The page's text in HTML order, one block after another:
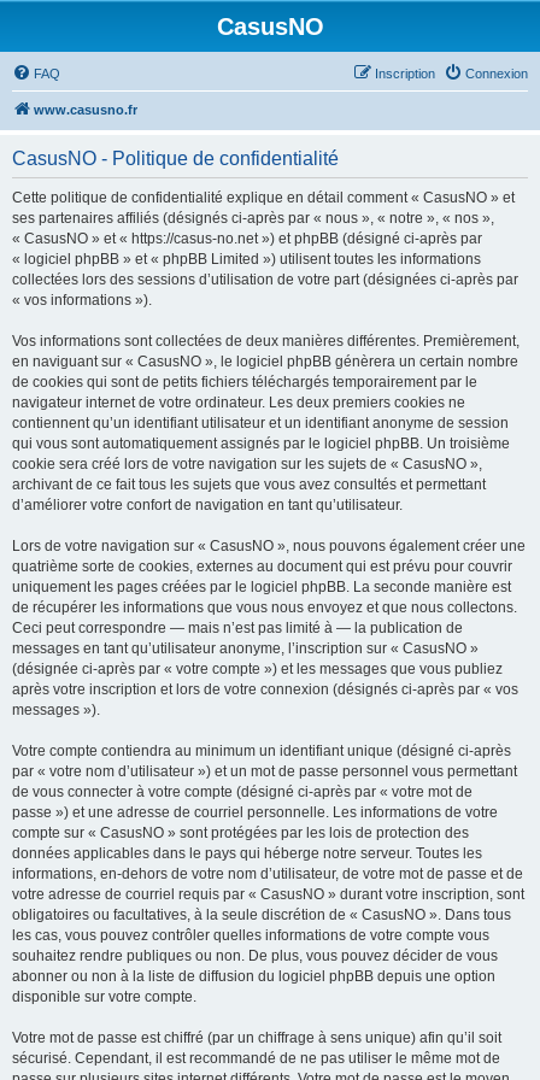
CasusNO
FAQ Connexion
Inscription
www.casusno.fr
CasusNO - Politique de confidentialité
Cette politique de confidentialité explique en détail comment « CasusNO » et
ses partenaires affiliés (désignés ci-après par « nous », « notre », « nos »,
« CasusNO » et « https://casus-no.net ») et phpBB (désigné ci-après par
« logiciel phpBB » et « phpBB Limited ») utilisent toutes les informations
collectées lors des sessions d’utilisation de votre part (désignées ci-après par
« vos informations »).
Vos informations sont collectées de deux manières différentes. Premièrement,
en naviguant sur « CasusNO », le logiciel phpBB génèrera un certain nombre
de cookies qui sont de petits fichiers téléchargés temporairement par le
navigateur internet de votre ordinateur. Les deux premiers cookies ne
contiennent qu’un identifiant utilisateur et un identifiant anonyme de session
qui vous sont automatiquement assignés par le logiciel phpBB. Un troisième
cookie sera créé lors de votre navigation sur les sujets de « CasusNO »,
archivant de ce fait tous les sujets que vous avez consultés et permettant
d’améliorer votre confort de navigation en tant qu’utilisateur.
Lors de votre navigation sur « CasusNO », nous pouvons également créer une
quatrième sorte de cookies, externes au document qui est prévu pour couvrir
uniquement les pages créées par le logiciel phpBB. La seconde manière est
de récupérer les informations que vous nous envoyez et que nous collectons.
Ceci peut correspondre — mais n’est pas limité à — la publication de
messages en tant qu’utilisateur anonyme, l’inscription sur « CasusNO »
(désignée ci-après par « votre compte ») et les messages que vous publiez
après votre inscription et lors de votre connexion (désignés ci-après par « vos
messages »).
Votre compte contiendra au minimum un identifiant unique (désigné ci-après
par « votre nom d’utilisateur ») et un mot de passe personnel vous permettant
de vous connecter à votre compte (désigné ci-après par « votre mot de
passe ») et une adresse de courriel personnelle. Les informations de votre
compte sur « CasusNO » sont protégées par les lois de protection des
données applicables dans le pays qui héberge notre serveur. Toutes les
informations, en-dehors de votre nom d’utilisateur, de votre mot de passe et de
votre adresse de courriel requis par « CasusNO » durant votre inscription, sont
obligatoires ou facultatives, à la seule discrétion de « CasusNO ». Dans tous
les cas, vous pouvez contrôler quelles informations de votre compte vous
souhaitez rendre publiques ou non. De plus, vous pouvez décider de vous
abonner ou non à la liste de diffusion du logiciel phpBB depuis une option
disponible sur votre compte.
Votre mot de passe est chiffré (par un chiffrage à sens unique) afin qu’il soit
sécurisé. Cependant, il est recommandé de ne pas utiliser le même mot de